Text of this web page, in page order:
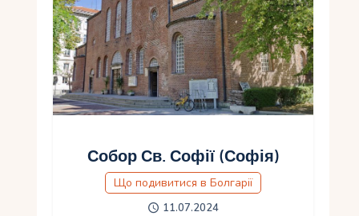
Собор Св. Софії (Софія)
Що подивитися в Болгарії
11.07.2024